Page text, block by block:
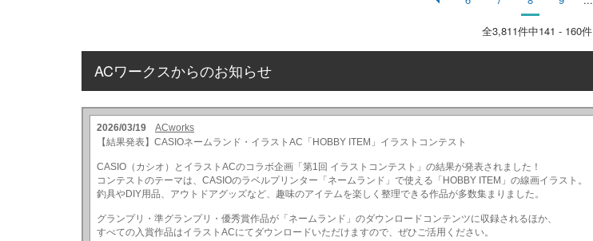
全3,811件中141 - 160件
ACワークスからのお知らせ